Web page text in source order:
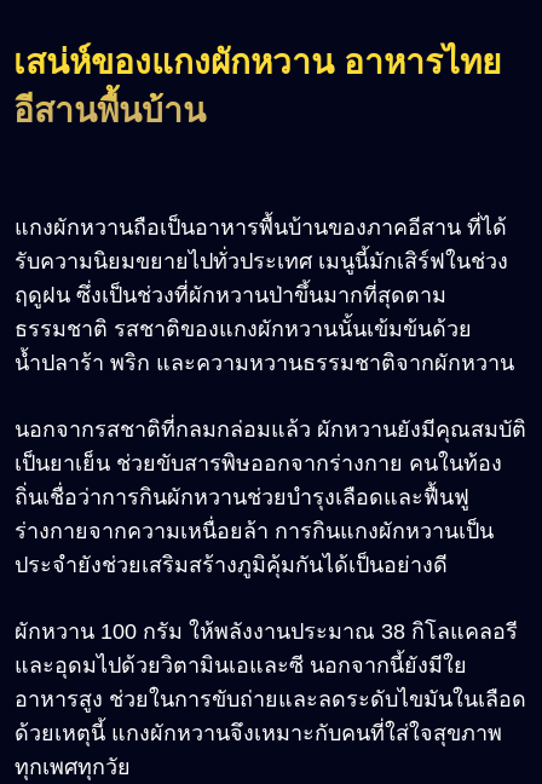
เสน่ห์ของแกงผักหวาน อาหารไทย
อีสานพื้นบ้าน
แกงผักหวานถือเป็นอาหารพื้นบ้านของภาคอีสาน ที่ได้
รับความนิยมขยายไปทั่วประเทศ เมนูนี้มักเสิร์ฟในช่วง
ฤดูฝน ซึ่งเป็นช่วงที่ผักหวานป่าขึ้นมากที่สุดตาม
ธรรมชาติ รสชาติของแกงผักหวานนั้นเข้มข้นด้วย
น้ำปลาร้า พริก และความหวานธรรมชาติจากผักหวาน
นอกจากรสชาติที่กลมกล่อมแล้ว ผักหวานยังมีคุณสมบัติ
เป็นยาเย็น ช่วยขับสารพิษออกจากร่างกาย คนในท้อง
ถิ่นเชื่อว่าการกินผักหวานช่วยบำรุงเลือดและฟื้นฟู
ร่างกายจากความเหนื่อยล้า การกินแกงผักหวานเป็น
ประจำยังช่วยเสริมสร้างภูมิคุ้มกันได้เป็นอย่างดี
ผักหวาน 100 กรัม ให้พลังงานประมาณ 38 กิโลแคลอรี
และอุดมไปด้วยวิตามินเอและซี นอกจากนี้ยังมีใย
อาหารสูง ช่วยในการขับถ่ายและลดระดับไขมันในเลือด
ด้วยเหตุนี้ แกงผักหวานจึงเหมาะกับคนที่ใส่ใจสุขภาพ
ทุกเพศทุกวัย